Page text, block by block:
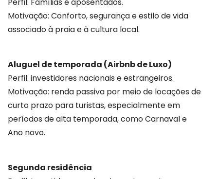
Motivação: Conforto, segurança e estilo de vida
associado à praia e à cultura local.
Aluguel de temporada (Airbnb de Luxo)
Perfil: investidores nacionais e estrangeiros.
Motivação: renda passiva por meio de locações de
curto prazo para turistas, especialmente em
períodos de alta temporada, como Carnaval e
Ano novo.
Segunda residência